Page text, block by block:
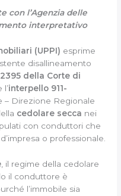
con l’Agenzia delle
interpretativo
(UPPI) esprime
disallineamento
della Corte di
l’interpello 911-
– Direzione Regionale
cedolare secca nei
con conduttori che
o professionale.
, il regime della cedolare
il conduttore è
l’immobile sia